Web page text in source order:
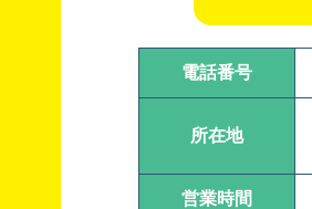
電話番号
所在地
営業時間